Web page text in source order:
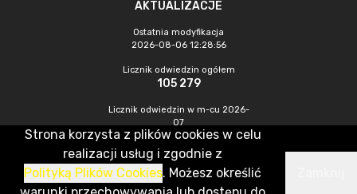
AKTUALIZACJE
Ostatnia modyfikacja
2026-08-06 12:28:56
Licznik odwiedzin ogółem
105 279
Licznik odwiedzin w m-cu 2026-
07
655
CMS & Hosting: Nefeni Sp. z o.o.
Strona korzysta z plików cookies w celu
realizacji usług i zgodnie z
Polityką Plików Cookies. Możesz określić